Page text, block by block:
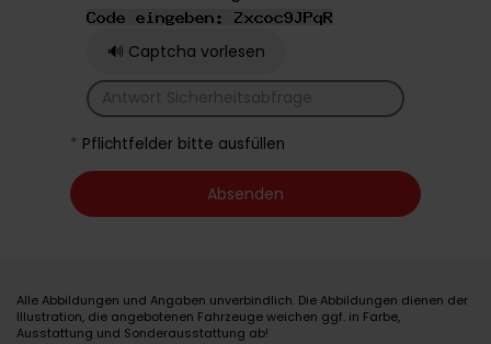
🔊 Captcha vorlesen
* Pflichtfelder bitte ausfüllen
Absenden
Alle Abbildungen und Angaben unverbindlich. Die Abbildungen dienen der
Illustration, die angebotenen Fahrzeuge weichen ggf. in Farbe,
Ausstattung und Sonderausstattung ab!